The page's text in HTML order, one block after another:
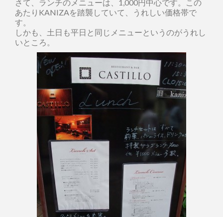
さて、ランチのメニューは、1,000円中心です。この
あたりKANIZAを踏襲していて、うれしい価格帯で
す。
しかも、土日も平日と同じメニューというのがうれし
いところ。